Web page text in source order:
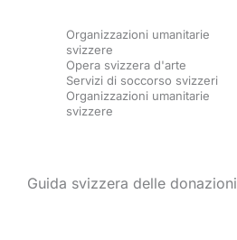
contenuto
Organizzazioni umanitarie
svizzere
Opera svizzera d'arte
Servizi di soccorso svizzeri
Organizzazioni umanitarie
svizzere
Guida svizzera delle donazioni